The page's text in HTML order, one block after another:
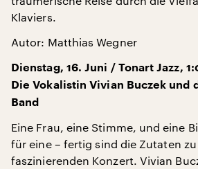
Klaviers.
Autor: Matthias Wegner
Dienstag, 16. Juni / Tonart Jazz,
Die Vokalistin Vivian Buczek und
Band
Eine Frau, eine Stimme, und eine
für eine – fertig sind die Zutaten
faszinierenden Konzert. Vivian